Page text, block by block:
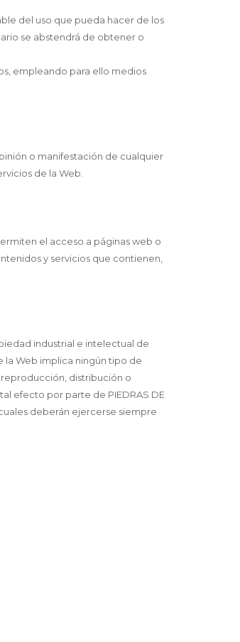
del uso que pueda hacer de los
se abstendrá de obtener o
empleando para ello medios
o manifestación de cualquier
de la Web.
el acceso a páginas web o
y servicios que contienen,
industrial e intelectual de
la Web implica ningún tipo de
distribución o
efecto por parte de PIEDRAS DE
deberán ejercerse siempre